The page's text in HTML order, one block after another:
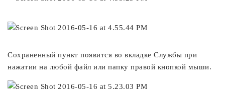
Сохраненный пункт появится во вкладке Службы при
нажатии на любой файл или папку правой кнопкой мыши.